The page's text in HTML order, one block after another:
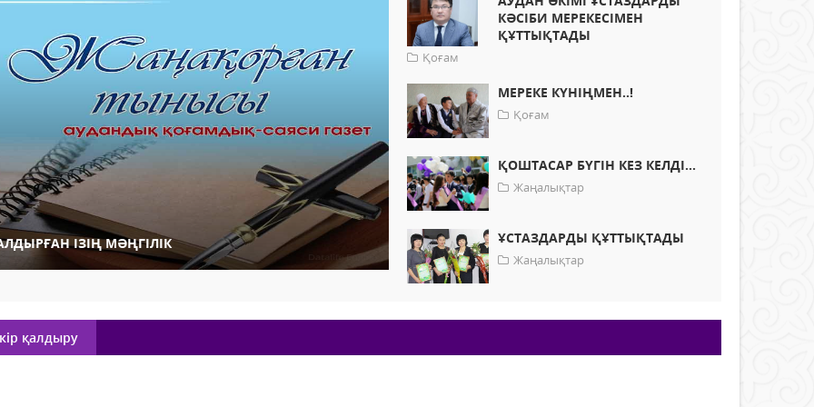
ІЗІҢ МӘҢГІЛІК
КӘСІБИ МЕРЕКЕСІМЕН
ҚҰТТЫҚТАДЫ
Қоғам
МЕРЕКЕ КҮНІҢМЕН..!
Қоғам
ҚОШТАСАР БҮГІН КЕЗ КЕЛДІ...
Жаңалықтар
ҰСТАЗДАРДЫ ҚҰТТЫҚТАДЫ
Жаңалықтар
қалдыру